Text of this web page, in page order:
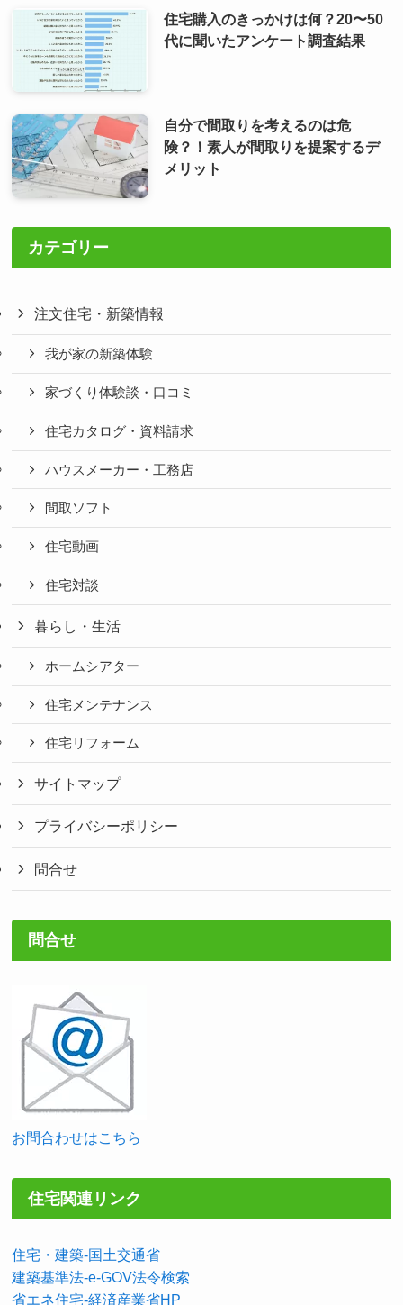
住宅購入のきっかけは何？20〜50
代に聞いたアンケート調査結果
自分で間取りを考えるのは危
険？！素人が間取りを提案するデ
メリット
カテゴリー
注文住宅・新築情報
我が家の新築体験
家づくり体験談・口コミ
住宅カタログ・資料請求
ハウスメーカー・工務店
間取ソフト
住宅動画
住宅対談
暮らし・生活
ホームシアター
住宅メンテナンス
住宅リフォーム
サイトマップ
プライバシーポリシー
問合せ
問合せ
お問合わせはこちら
住宅関連リンク
住宅・建築-国土交通省
建築基準法-e-GOV法令検索
省エネ住宅-経済産業省HP